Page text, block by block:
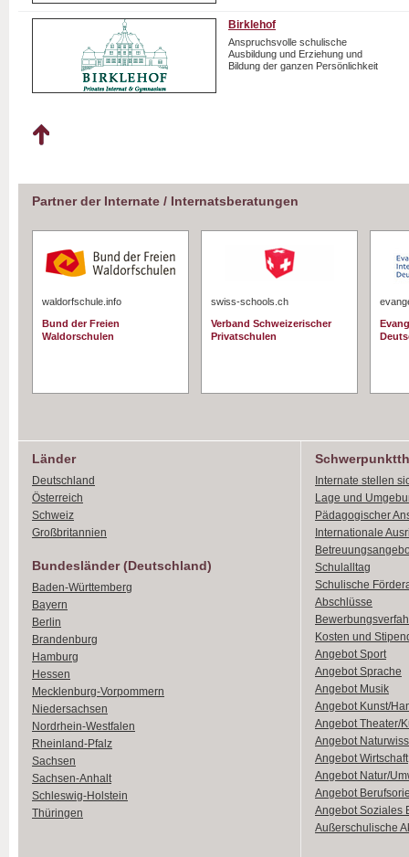
Birklehof
Anspruchsvolle schulische
Ausbildung und Erziehung und
Bildung der ganzen Persönlichkeit
Partner der Internate / Internatsberatungen
waldorfschule.info
Bund der Freien
Waldorschulen
swiss-schools.ch
Verband Schweizerischer
Privatschulen
Länder
Deutschland
Österreich
Schweiz
Großbritannien
Bundesländer (Deutschland)
Baden-Württemberg
Bayern
Berlin
Brandenburg
Hamburg
Hessen
Mecklenburg-Vorpommern
Niedersachsen
Nordrhein-Westfalen
Rheinland-Pfalz
Sachsen
Sachsen-Anhalt
Schleswig-Holstein
Thüringen
Internate stellen
Lage und
Pädagogischer
Internationale
Schulalltag
Schulische
Abschlüsse
Kosten und
Angebot Sport
Angebot Sprache
Angebot Musik
Angebot Kunst/
Angebot Theater/
Angebot
Angebot Wirtschaft
Angebot Natur/
Angebot
Angebot Soziales
Außerschulische